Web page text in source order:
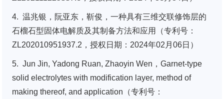
4. 温兆银，阮亚东，靳俊，一种具有三维交联修饰层的
石榴石型固体电解质及其制备方法和应用（专利号：
ZL202010951937.2，授权日期：2024年02月06日）
5. Jun Jin, Yadong Ruan, Zhaoyin Wen，Garnet-type
solid electrolytes with modification layer, method of
making thereof, and application（专利号：